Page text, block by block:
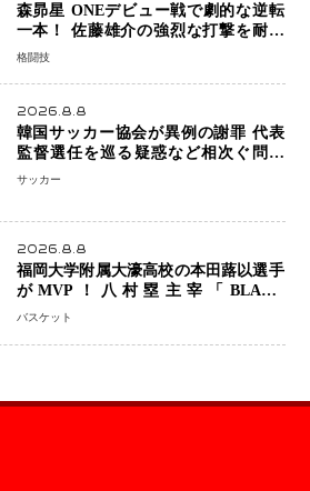
森昴星 ONEデビュー戦で劇的な逆転
一本！ 佐藤雄介の強烈な打撃を耐え
抜き、リアネイキッドチョークで勝利
格闘技
2026.8.8
韓国サッカー協会が異例の謝罪 代表
監督選任を巡る疑惑など相次ぐ問題
「組織の刷新」誓う
サッカー
2026.8.8
福岡大学附属大濠高校の本田蕗以選手
がMVP！八村塁主宰「BLACK
SAMURAI SUMMIT 2026」で存在
なった」
バスケット